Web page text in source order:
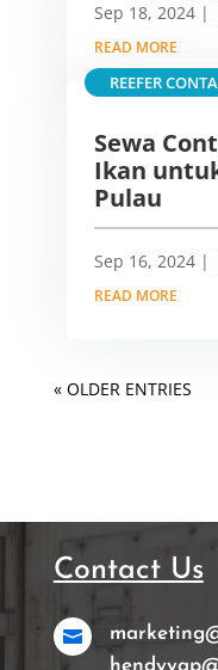
Sep 18, 2024|
READ MORE
Sewa
Ikan
Pulau
Sep 16, 2024|
REEFER
READ MORE
« OLDER ENTRIES
Contact Us
